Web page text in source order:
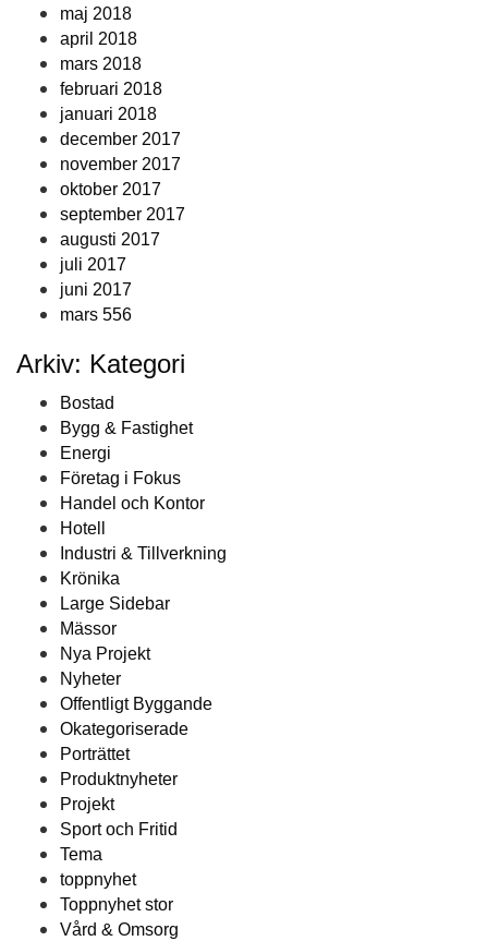
maj 2018
april 2018
mars 2018
februari 2018
januari 2018
december 2017
november 2017
oktober 2017
september 2017
augusti 2017
juli 2017
juni 2017
mars 556
Arkiv: Kategori
Bostad
Bygg & Fastighet
Energi
Företag i Fokus
Handel och Kontor
Hotell
Industri & Tillverkning
Krönika
Large Sidebar
Mässor
Nya Projekt
Nyheter
Offentligt Byggande
Okategoriserade
Porträttet
Produktnyheter
Projekt
Sport och Fritid
Tema
toppnyhet
Toppnyhet stor
Vård & Omsorg